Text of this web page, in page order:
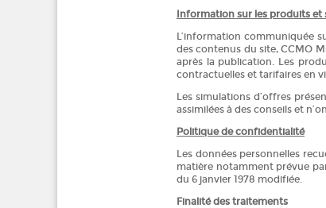
Information sur les produits et
L’information communiquée
des contenus du site, CCMO
après la publication. Les
contractuelles et tarifaires en
Les simulations d’offres
assimilées à des conseils et
Politique de confidentialité
Les données personnelles
matière notamment prévue
du 6 janvier 1978 modifiée.
Finalité des traitements